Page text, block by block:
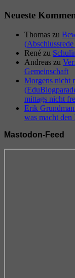
Neueste
Thomas zu
René zu
Andreas zu
Gemeinschaft
Morgens nicht
mittags nicht
Erik
was macht
Mastodon-Feed